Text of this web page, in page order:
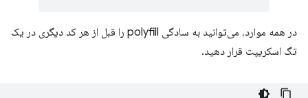
در همه موارد، می‌توانید به سادگی polyfill را قبل از هر کد دیگری در یک
تگ اسکریپت قرار دهید.